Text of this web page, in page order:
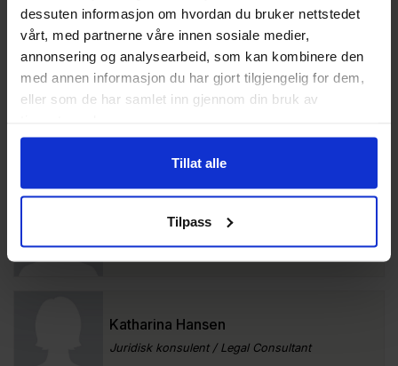
dessuten informasjon om hvordan du bruker nettstedet
vårt, med partnerne våre innen sosiale medier,
annonsering og analysearbeid, som kan kombinere den
med annen informasjon du har gjort tilgjengelig for dem,
eller som de har samlet inn gjennom din bruk av
Tillat alle
Tilpass
Diya Sirwan Salar
Juridisk konsulent / Legal Consultant
Juridisk konsulent / Legal Consultant
Øydis Callaerts
Juridisk konsulent / Legal Consultant
Katharina Hansen
Juridisk konsulent / Legal Consultant